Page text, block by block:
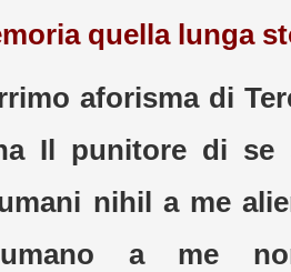
quella lunga
aforisma di
Il punitore di se
nihil a me
a me